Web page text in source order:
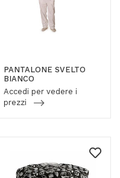
PANTALONE SVELTO
BIANCO
Accedi per vedere i
prezzi